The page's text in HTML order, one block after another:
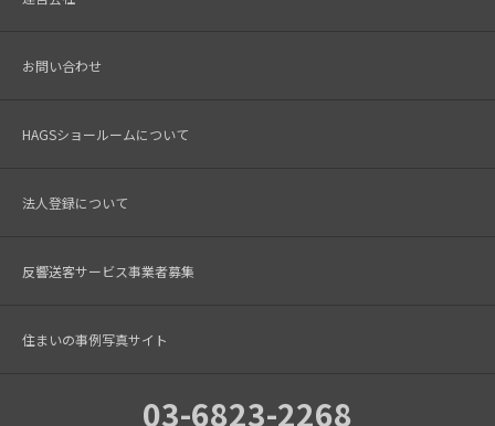
お問い合わせ
HAGSショールームについて
法人登録について
反響送客サービス事業者募集
住まいの事例写真サイト
03-6823-2268